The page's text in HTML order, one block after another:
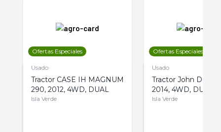
Ofertas Especiales
Usado
Tractor CASE IH MAGNUM
290, 2012, 4WD, DUAL
Isla Verde
Ofertas Especiales
Usado
Tractor John Deere
2014, 4WD, DUAL
Isla Verde